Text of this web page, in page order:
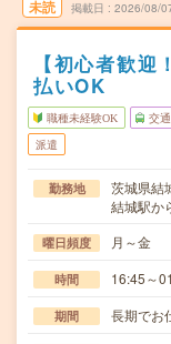
未読 掲載日 2026/08/
【初心者歓
払いOK
職種未経験OK 交
派遣
勤務地
茨城県結
結城駅か
曜日頻度 月～金
時間 16:45～
期間 長期でお